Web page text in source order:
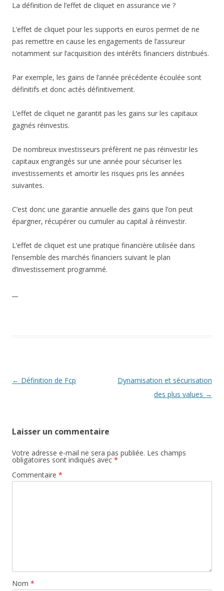
La définition de l’effet de cliquet en assurance vie ?
L’effet de cliquet pour les supports en euros permet de ne
pas remettre en cause les engagements de l’assureur
notamment sur l’acquisition des intérêts financiers distribués.
Par exemple, les gains de l’année précédente écoulée sont
définitifs et donc actés définitivement.
L’effet de cliquet ne garantit pas les gains sur les capitaux
gagnés réinvestis.
De nombreux investisseurs préfèrent ne pas réinvestir les
capitaux engrangés sur une année pour sécuriser les
investissements et amortir les risques pris les années
suivantes.
C’est donc une garantie annuelle des gains que l’on peut
épargner, récupérer ou cumuler au capital à réinvestir.
L’effet de cliquet est une pratique financière utilisée dans
l’ensemble des marchés financiers suivant le plan
d’investissement programmé.
Navigation
← Définition de Fcp
Dynamisation et sécurisation
des plus values →
Laisser un commentaire
Votre adresse e-mail ne sera pas publiée. Les champs
obligatoires sont indiqués avec *
Commentaire *
Nom *